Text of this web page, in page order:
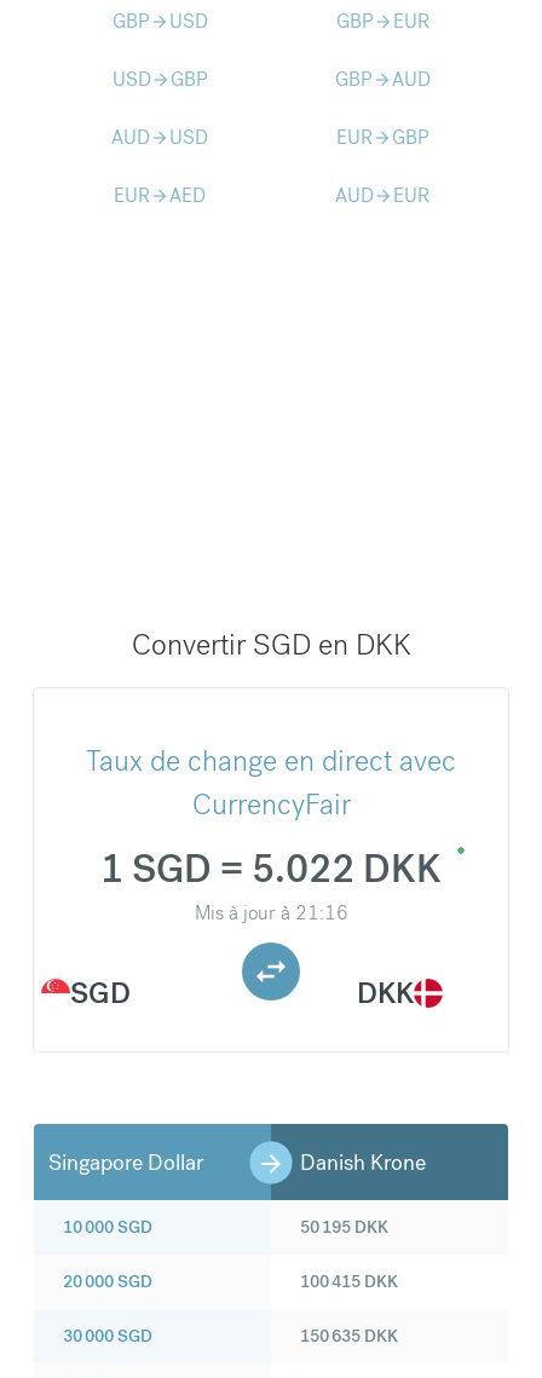
GBParrow_forward USD GBParrow_forward EUR
USDarrow_forward GBP GBParrow_forwardAUD
AUDarrow_forward USD EURarrow_forward GBP
EURarrow_forwardAED AUDarrow_forward EUR
Convertir SGD en DKK
Taux de change en direct avec
CurrencyFair
SGD
1 SGD = 5.022 DKK
Mis à jour à 21:16
DKK
Singapore Dollar Danish Krone
10 000SGD
20 000SGD
30 000SGD
50 195 DKK
100 415 DKK
150 635 DKK